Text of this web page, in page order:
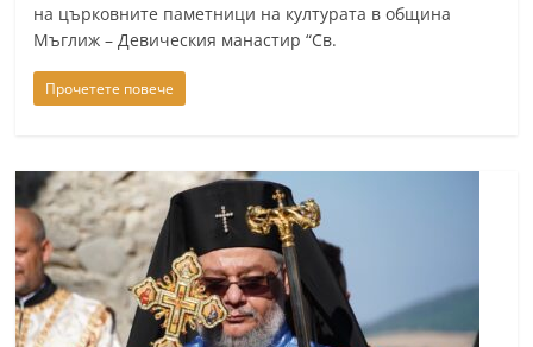
на църковните паметници на културата в община
Мъглиж – Девическия манастир “Св.
Прочетете повече